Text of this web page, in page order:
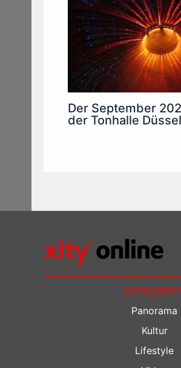
Der September
der Tonhalle
Panorama
Kultur
Lifestyle